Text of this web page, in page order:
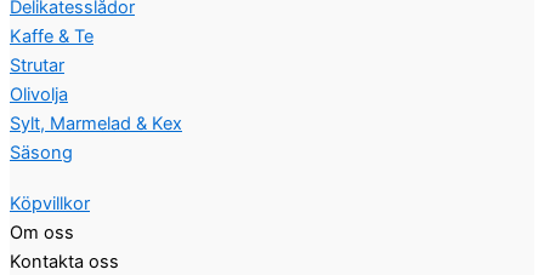
Delikatesslådor
Kaffe & Te
Strutar
Olivolja
Sylt, Marmelad & Kex
Säsong
Köpvillkor
Om oss
Kontakta oss